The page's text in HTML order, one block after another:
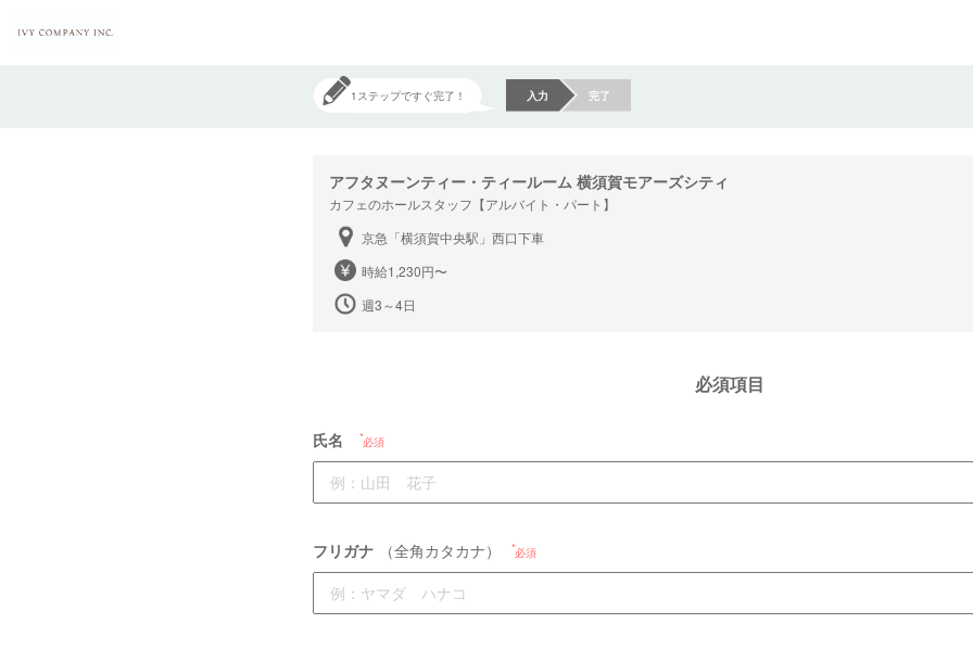
1ステップですぐ完了！ 入力 完了
アフタヌーンティー・ティールーム 横須賀モアーズシティ
カフェのホールスタッフ【アルバイト・パート】
京急「横須賀中央駅」西口下車
時給1,230円〜
週3～4日
必須項目
氏名 必須
フリガナ （全角カタカナ） 必須